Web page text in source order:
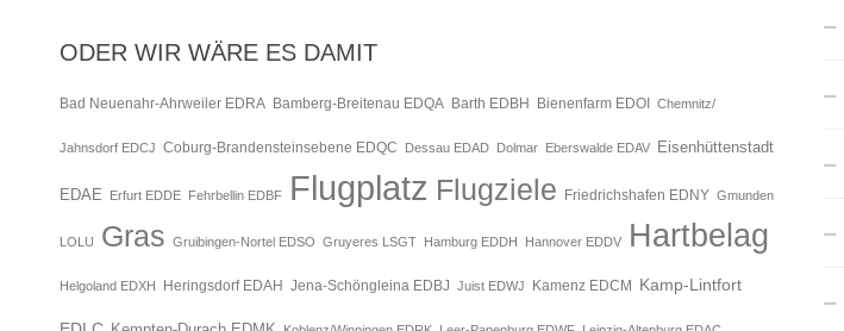
ODER WIR WÄRE ES DAMIT
Bad Neuenahr-Ahrweiler EDRA Bamberg-Breitenau EDQA Barth EDBH Bienenfarm EDOI Chemnitz/
Jahnsdorf EDCJ Coburg-Brandensteinsebene EDQC Dessau EDAD Dolmar Eberswalde EDAV Eisenhüttenstadt
EDAE Erfurt EDDE Fehrbellin EDBF Flugplatz Flugziele Friedrichshafen EDNY Gmunden
LOLU Gras Gruibingen-Nortel EDSO Gruyeres LSGT Hamburg EDDH Hannover EDDV Hartbelag
Helgoland EDXH Heringsdorf EDAH Jena-Schöngleina EDBJ Juist EDWJ Kamenz EDCM Kamp-Lintfort